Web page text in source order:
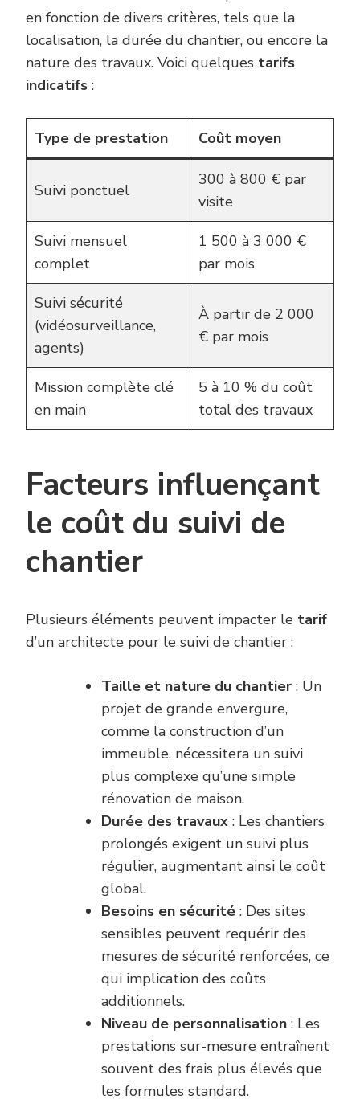
en fonction de divers critères, tels que la
localisation, la durée du chantier, ou encore la
nature des travaux. Voici quelques tarifs
indicatifs :
Type de prestation Coût moyen
Suivi ponctuel
300 à 800 € par
visite
Suivi mensuel
complet
1 500 à 3 000 €
par mois
Suivi sécurité
(vidéosurveillance,
agents)
À partir de 2 000
€ par mois
Mission complète clé
en main
5 à 10 % du coût
total des travaux
Facteurs influençant
le coût du suivi de
chantier
Plusieurs éléments peuvent impacter le tarif
d’un architecte pour le suivi de chantier :
Taille et nature du chantier : Un
projet de grande envergure,
comme la construction d’un
immeuble, nécessitera un suivi
plus complexe qu’une simple
rénovation de maison.
Durée des travaux : Les chantiers
prolongés exigent un suivi plus
régulier, augmentant ainsi le coût
global.
Besoins en sécurité : Des sites
sensibles peuvent requérir des
mesures de sécurité renforcées, ce
qui implication des coûts
additionnels.
Niveau de personnalisation : Les
prestations sur-mesure entraînent
souvent des frais plus élevés que
les formules standard.